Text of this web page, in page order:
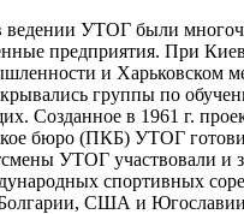
ведении УТОГ были
предприятия. При
и Харьковском
группы по
Созданное в 1961 г.
бюро (ПКБ) УТОГ
УТОГ участвовали и
спортивных
США и